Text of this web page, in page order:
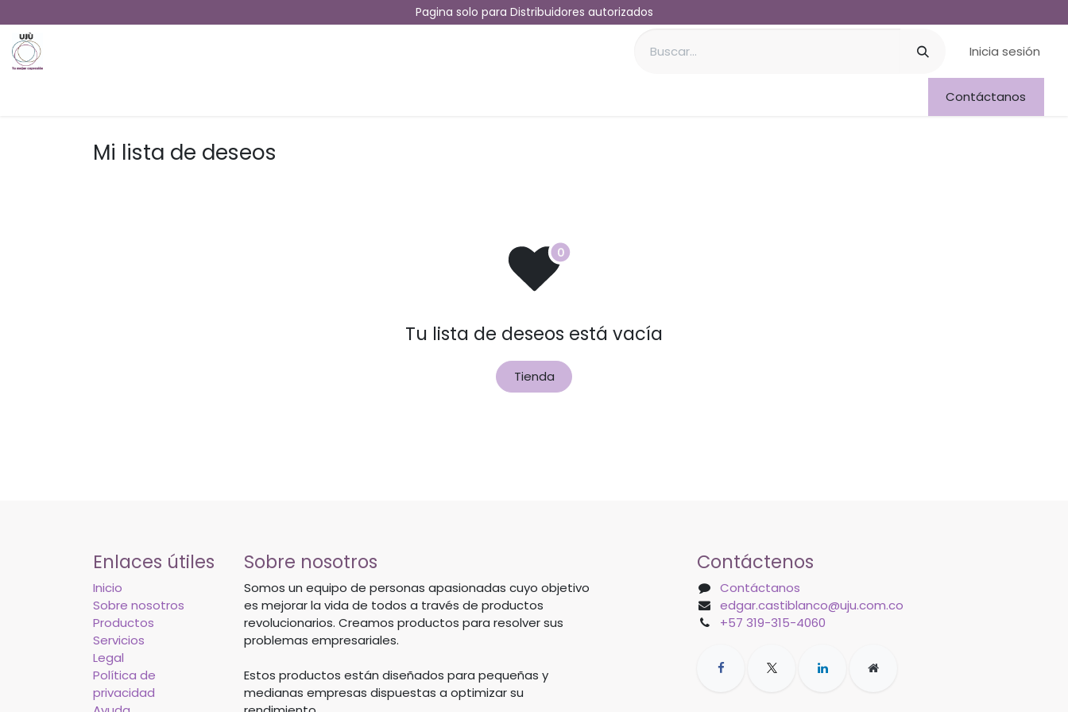
Pagina solo para Distribuidores autorizados
Inicia sesión
Contáctanos
Mi lista de deseos
Tu lista de deseos está vacía
Tienda
Enlaces útiles
Inicio
Sobre nosotros
Productos
Servicios
Legal
Política de
privacidad
Sobre nosotros
Somos un equipo de personas apasionadas cuyo objetivo
es mejorar la vida de todos a través de productos
revolucionarios. Creamos productos para resolver sus
problemas empresariales.
Estos productos están diseñados para pequeñas y
medianas empresas dispuestas a optimizar su
Contáctenos
Contáctanos
edgar.castiblanco@uju.com.co
+57 319-315-4060